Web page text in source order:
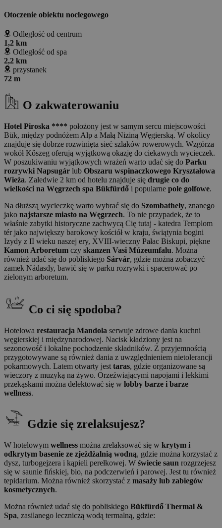
Otoczenie obiektu noclegowego
Odległość od centrum
1,2 km
Odległość od spa
2,2 km
przystanek
72 m
O zakwaterowaniu
Hotel Piroska **** położony jest w samym sercu miejscowości
Bük, między podnóżem Alp a Małą Niziną Węgierską. W okolicy
znajduje się dobrze rozwinięta sieć szlaków rowerowych. Wzgórza
wokół Kőszeg oferują wyjątkową okazję do ciekawych wycieczek.
W poszukiwaniu wyjątkowych wrażeń warto udać się do Parku
rozrywki Napsugár lub Obszaru wspinaczkowego Kryształowa
Wieża. Zaledwie 2 km od hotelu znajduje się drugie co do
wielkości na Węgrzech spa Bükfürdő i popularne pole golfowe.
Na dłuższą wycieczkę warto wybrać się do Szombathely, znanego
jako najstarsze miasto na Węgrzech. To nie przypadek, że to
właśnie zabytki historyczne zachwycą Cię tutaj - katedra Templom
tér jako największy barokowy kościół w kraju, świątynia bogini
Izydy z II wieku naszej ery, XVIII-wieczny Pałac Biskupi, piękne
Kamon Arboretum czy skanzen Vasi Múzeumfalu. Można
również udać się do pobliskiego Sárvár, gdzie można zobaczyć
zamek Nádasdy, bawić się w parku rozrywki i spacerować po
zielonym arboretum.
Co ci się spodoba?
Hotelowa restauracja Mandola serwuje zdrowe dania kuchni
węgierskiej i międzynarodowej. Nacisk kładziony jest na
sezonowość i lokalne pochodzenie składników. Z przyjemnością
przygotowywane są również dania z uwzględnieniem nietolerancji
pokarmowych. Latem otwarty jest taras, gdzie organizowane są
wieczory z muzyką na żywo. Orzeźwiającymi napojami i lekkimi
przekąskami można delektować się w lobby barze i barze
wellness.
Gdzie się zrelaksujesz?
W hotelowym wellness można zrelaksować się w krytym i
odkrytym basenie ze zjeżdżalnią wodną, gdzie można korzystać z
dysz, turbogejzera i kąpieli perełkowej. W świecie saun rozgrzejesz
się w saunie fińskiej, bio, na podczerwień i parowej. Jest tu również
tepidarium. Można również skorzystać z masaży lub zabiegów
kosmetycznych.
Można również udać się do pobliskiego Bükfürdő Thermal &
Spa, zasilanego leczniczą wodą termalną, gdzie: